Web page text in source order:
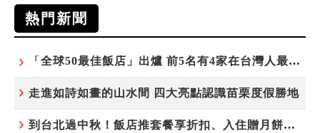
熱門新聞
「全球50最佳飯店」出爐 前5名有4家在台灣人最常去的城市！
走進如詩如畫的山水間 四大亮點認識苗栗度假勝地
到台北過中秋！飯店推套餐享折扣、入住贈月餅禮盒